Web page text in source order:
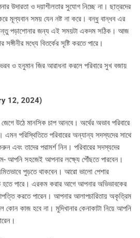
উদারতা ও দয়াশীলতার সুযোগ নিচ্ছে না। ছাত্রদের
মূল্যবান সময় যেন নষ্ট না করে। বন্ধু বান্ধব এর
পড়াশোনার জন্য এই সময়টা একদম সঠিক। আজ
মধ্যে বিতর্কের সৃষ্টি করতে পারে।
ও হনুমান জির আরাধনা করলে পরিবারে সুখ বজায়
12, 2024)
উঠে মানসিক চাপ আনবে। অর্থের অভাব পরিবারে
পরিস্থিতিতে পরিবারের অন্যান্য সদস্যদের সাথে
এবং তাদের পরামর্শ নিন। পরিবারের সদস্যদের
আপনি সহজেই আপনার লক্ষ্যে পৌঁছতে পারবেন।
পুড়তে থাকবেন। আরো ভালো পেশার
হতে পারে। এরকম করার আগে আপনার অভিভাবকের
করতে পারেন। আপনার আলাপচারিতায় অকৃত্রিম
কাজ হবে না। মুদিখানার কেনাকাটা নিয়ে আপনি